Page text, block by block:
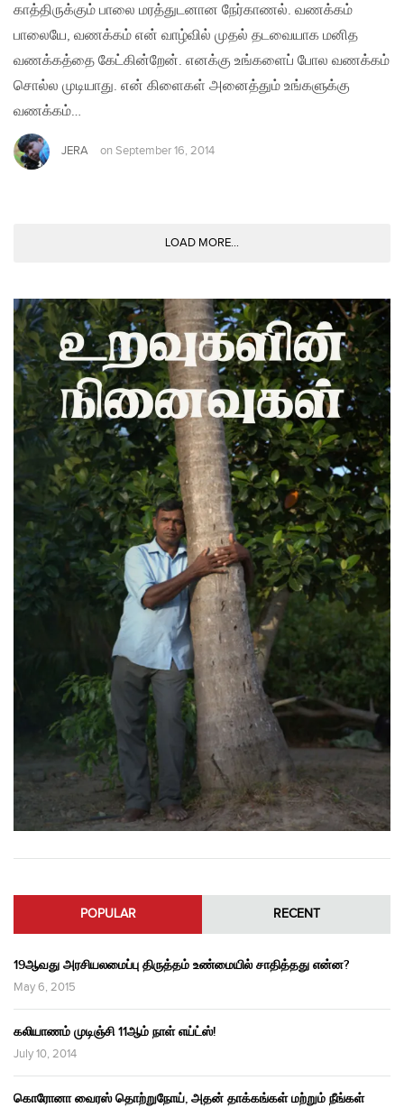
காத்திருக்கும் பாலை மரத்துடனான நேர்காணல். வணக்கம்
பாலையே, வணக்கம் என் வாழ்வில் முதல் தடவையாக மனித
வணக்கத்தை கேட்கின்றேன். எனக்கு உங்களைப் போல வணக்கம்
சொல்ல முடியாது. என் கிளைகள் அனைத்தும் உங்களுக்கு
வணக்கம்…
JERA on September 16, 2014
LOAD MORE...
POPULAR RECENT
19ஆவது அரசியலமைப்பு திருத்தம் உண்மையில் சாதித்தது என்ன?
May 6, 2015
கலியாணம் முடிஞ்சி 11ஆம் நாள் எய்ட்ஸ்!
July 10, 2014
கொரோனா வைரஸ் தொற்றுநோய், அதன் தாக்கங்கள் மற்றும் நீங்கள்